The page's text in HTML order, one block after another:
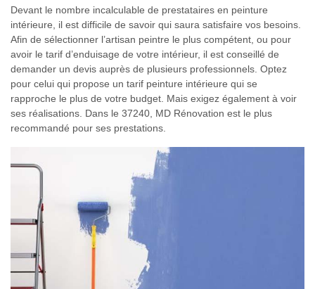
Devant le nombre incalculable de prestataires en peinture
intérieure, il est difficile de savoir qui saura satisfaire vos besoins.
Afin de sélectionner l’artisan peintre le plus compétent, ou pour
avoir le tarif d’enduisage de votre intérieur, il est conseillé de
demander un devis auprès de plusieurs professionnels. Optez
pour celui qui propose un tarif peinture intérieure qui se
rapproche le plus de votre budget. Mais exigez également à voir
ses réalisations. Dans le 37240, MD Rénovation est le plus
recommandé pour ses prestations.